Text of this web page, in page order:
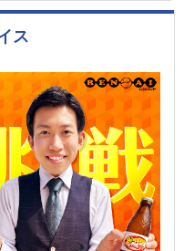
ス